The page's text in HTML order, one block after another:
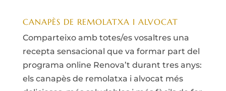
CANAPÈS DE REMOLATXA I ALVOCAT
Comparteixo amb totes/es vosaltres una
recepta sensacional que va formar part del
programa online Renova’t durant tres anys:
els canapès de remolatxa i alvocat més